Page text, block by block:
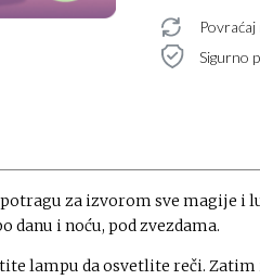
Povraćaj
Sigurno
za izvorom sve magije i
danu i noću, pod zvezdama.
lampu da osvetlite reči.